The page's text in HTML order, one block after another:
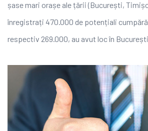
șase mari orașe ale țării (București,
înregistrați 470.000 de potențiali
respectiv 269.000, au avut loc în